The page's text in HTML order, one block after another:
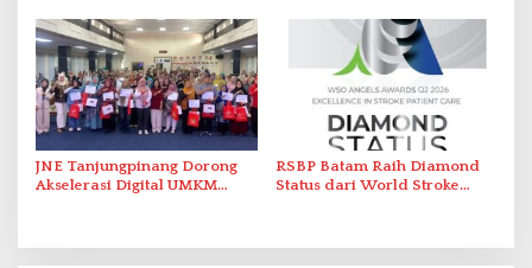
Bukik Batarah
JNE Tanjungpinang Dorong
Akselerasi Digital UMKM
RSBP Batam Raih Diamond
Status dari World Stroke